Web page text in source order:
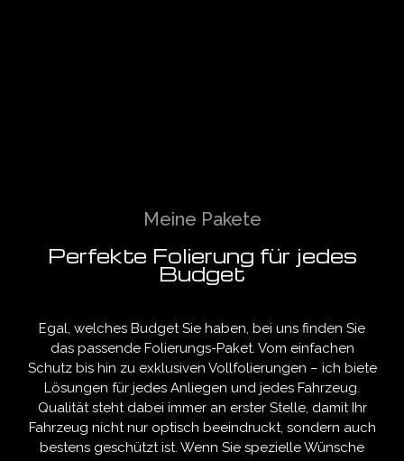
Meine Pakete
Perfekte Folierung für jedes
Budget
Egal, welches Budget Sie haben, bei uns finden Sie
das passende Folierungs-Paket. Vom einfachen
Schutz bis hin zu exklusiven Vollfolierungen – ich biete
Lösungen für jedes Anliegen und jedes Fahrzeug.
Qualität steht dabei immer an erster Stelle, damit Ihr
Fahrzeug nicht nur optisch beeindruckt, sondern auch
bestens geschützt ist. Wenn Sie spezielle Wünsche